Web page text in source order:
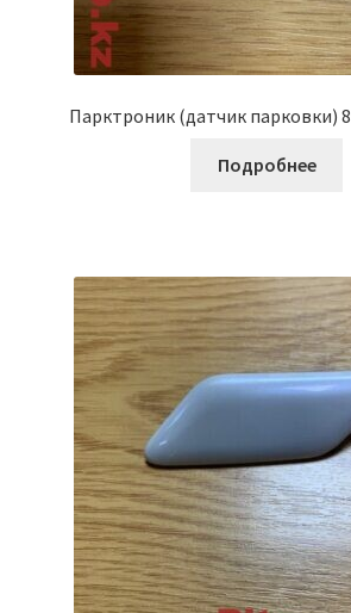
Парктроник (датчик парковки)
Подробнее